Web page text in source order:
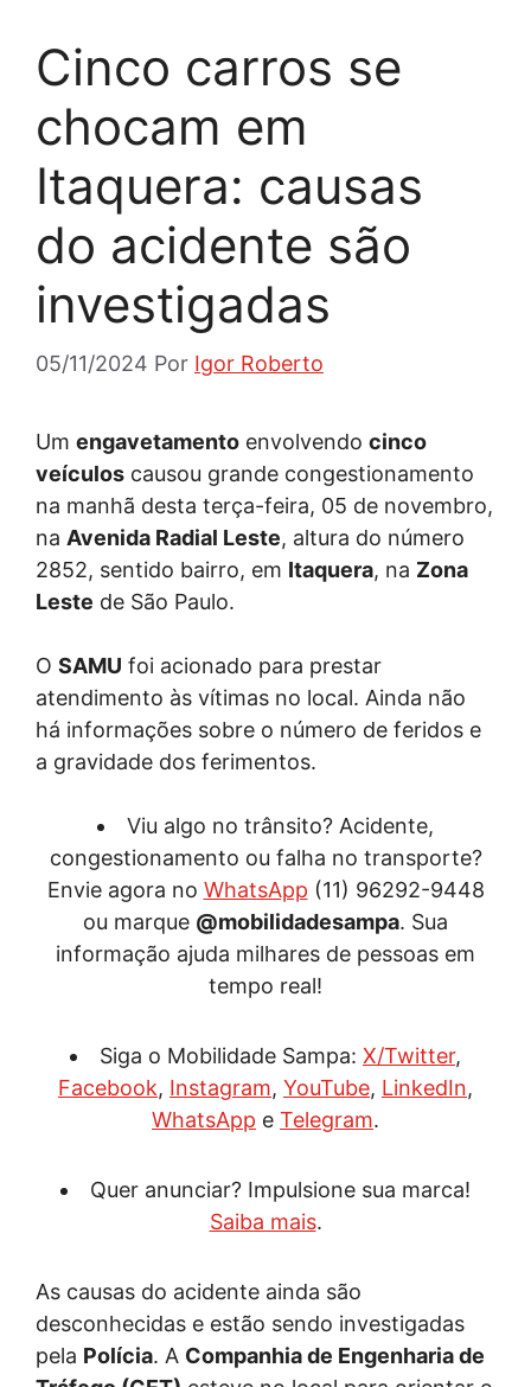
Cinco carros se
chocam em
Itaquera: causas
do acidente são
investigadas
05/11/2024 Por Igor Roberto
Um engavetamento envolvendo cinco
veículos causou grande congestionamento
na manhã desta terça-feira, 05 de novembro,
na Avenida Radial Leste, altura do número
2852, sentido bairro, em Itaquera, na Zona
Leste de São Paulo.
O SAMU foi acionado para prestar
atendimento às vítimas no local. Ainda não
há informações sobre o número de feridos e
a gravidade dos ferimentos.
Viu algo no trânsito? Acidente,
congestionamento ou falha no transporte?
Envie agora no WhatsApp (11) 96292-9448
ou marque @mobilidadesampa. Sua
informação ajuda milhares de pessoas em
tempo real!
Siga o Mobilidade Sampa: X/Twitter,
Facebook, Instagram, YouTube, LinkedIn,
WhatsApp e Telegram.
Quer anunciar? Impulsione sua marca!
Saiba mais.
As causas do acidente ainda são
desconhecidas e estão sendo investigadas
pela Polícia. A Companhia de Engenharia de